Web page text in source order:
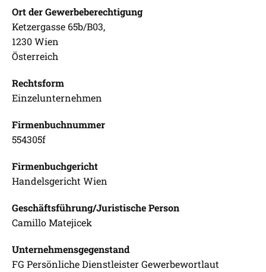
Ort der Gewerbeberechtigung
Ketzergasse 65b/B03,
1230 Wien
Österreich
Rechtsform
Einzelunternehmen
Firmenbuchnummer
554305f
Firmenbuchgericht
Handelsgericht Wien
Geschäftsführung/Juristische Person
Camillo Matejicek
Unternehmensgegenstand
FG Persönliche Dienstleister Gewerbewortlaut